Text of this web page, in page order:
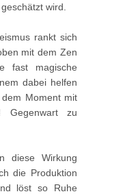
wird.
rankt sich
mit dem Zen
fast magische
dabei helfen
Moment mit
Gegenwart zu
diese Wirkung
die Produktion
löst so Ruhe